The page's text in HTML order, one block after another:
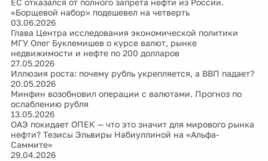
ЕС отказался от полного запрета нефти из России.
«Борщевой набор» подешевел на четверть
03.06.2026
Глава Центра исследования экономической политики
МГУ Олег Буклемишев о курсе валют, рынке
недвижимости и нефте по 200 долларов
27.05.2026
Иллюзия роста: почему рубль укрепляется, а ВВП падает?
20.05.2026
Минфин возобновил операции с валютами. Прогноз по
ослаблению рубля
13.05.2026
ОАЭ покидает ОПЕК — что это значит для мирового рынка
нефти? Тезисы Эльвиры Набиуллиной на «Альфа-
Саммите»
29.04.2026